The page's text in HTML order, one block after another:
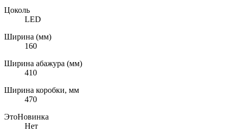
Цоколь
LED
Ширина (мм)
160
Ширина абажура (мм)
410
Ширина коробки, мм
470
ЭтоНовинка
Нет